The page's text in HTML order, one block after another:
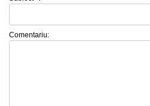
Comentariu: